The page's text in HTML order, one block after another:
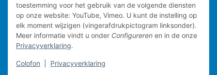
toestemming voor het gebruik van de volgende diensten
op onze website: YouTube, Vimeo. U kunt de instelling op
elk moment wijzigen (vingerafdrukpictogram linksonder).
Meer informatie vindt u onder Configureren en in de onze
Privacyverklaring.
Colofon Privacyverklaring
Technische implementatie.
Mobiel kassasysteem
Voorraadbeheer